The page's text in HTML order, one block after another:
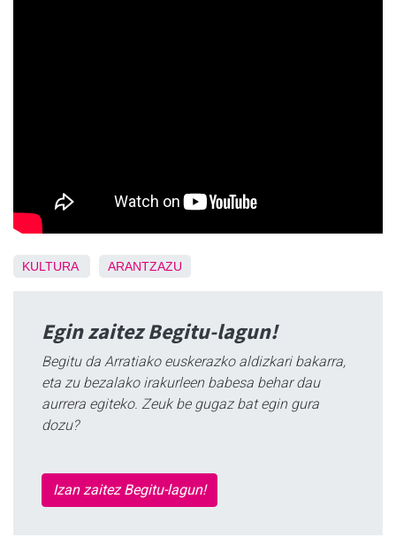
KULTURA ARANTZAZU
Egin zaitez Begitu-lagun!
Begitu da Arratiako euskerazko aldizkari bakarra,
eta zu bezalako irakurleen babesa behar dau
aurrera egiteko. Zeuk be gugaz bat egin gura
dozu?
Izan zaitez Begitu-lagun!